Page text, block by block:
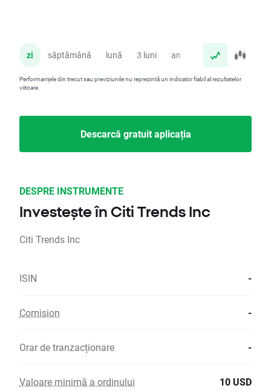
zi săptămână lună 3 luni an
Performanțele din trecut sau previziunile nu reprezintă un indicator fiabil al rezultatelor
viitoare.
Descarcă gratuit aplicația
DESPRE INSTRUMENTE
Investește în Citi Trends Inc
Citi Trends Inc
ISIN -
Comision -
Orar de tranzacționare -
Valoare minimă a ordinului 10 USD